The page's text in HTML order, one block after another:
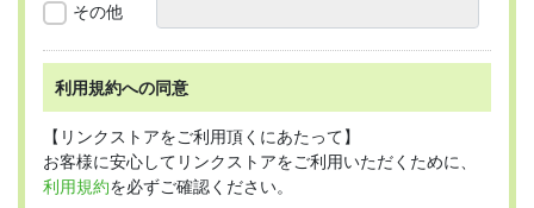
その他
利用規約への同意
【リンクストアをご利用頂くにあたって】
お客様に安心してリンクストアをご利用いただくために、
利用規約を必ずご確認ください。